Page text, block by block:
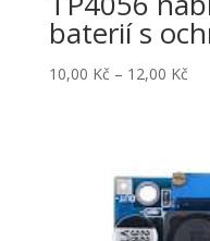
baterií s
10,00 Kč – 12,00 Kč